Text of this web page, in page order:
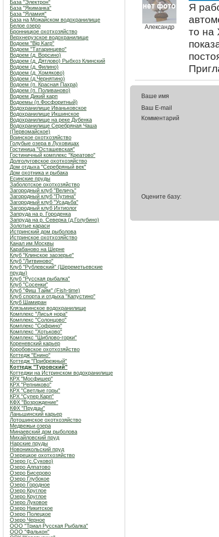
База "Электрон"
База "Якиманка"
База "Яламия"
База на Можайском водохранилище
Белое озеро
Бронницкое охотхозяйство
Верхнерузское водохранилище
Водоем "Big Karp"
Водоем "Татаринцево"
Водоем (д. Ворсино)
Водоем (д. Дятлово) Рыбхоз Клинский
Водоем (д. Филино)
Водоем (д. Хомяково)
Водоем (д.Чернятино)
Водоем (п. Красная Пахра)
Водоем (п. Поливаново)
Водоем Дикий карп
Водоемы (п.Фосфоритный)
Водохранилище Иваньковское
Водохранилище Икшинское
Водохранилище на реке Дубенка
Водохранилище Серебряная Чаша
(Первомайское)
Воинское охотхозяйство
Голубые озера в Луховицах
Гостиница "Осташевcкая"
Гостиничный комплекс "Креатово"
Долголуговское охотхозяйство
Дом отдыха "Серебряный век"
Дом охотника и рыбака
Есинские пруды
Заболотское охотхозяйство
Загородный клуб "Величъ"
Загородный клуб "Путина"
Загородный клуб "Усадьба"
Загородный клуб Ихтиолог
Запруда на р. Городенка
Запруда на р. Северка (д.Голубино)
Золотые караси
Истринский дом рыболова
Истринское охотхозяйство
Канал им.Москвы
Карабаново на Шерне
Клуб "Клинское заозерье"
Клуб "Литвиново"
Клуб "Рублевский" (Шереметьевские
пруды)
Клуб "Русская рыбалка"
Клуб "Сосенки"
Клуб "Фиш Тайм" (Fish-time)
Клуб спорта и отдыха "Капустино"
Клуб Шамиран
Клязьминское водохранилище
Комплекс "Лисья нора"
Комплекс "Солонцово"
Комплекс "Софрино"
Комплекс "Хотьково"
Комплекс "Шиблово-горки"
Кореневский карьер
Коробовское охотхозяйство
Коттедж "Енино"
Коттедж "Прибрежный"
Коттедж "Туровский"
Коттеджи на Истринском водохранилище
КРХ "Мосфишер"
КРХ "Репниково"
КРХ "Светлые горы"
КРХ "Супер Карп"
КФХ "Возрождение"
КФХ "Прудцы"
Ланьшинский карьер
Лотошинское охотхозяйство
Медвежьи озера
Минаевский дом рыболова
Михайловский пруд
Нарские пруды
Новоникольский пруд
Озерецкое охотхозяйство
Озеро (c.Суково)
Озеро Алпатово
Озеро Бисерово
Озеро Глубокое
Озеро Городное
Озеро Круглое
Озеро Круглое
Озеро Луковое
Озеро Никитское
Озеро Полецкое
Озеро Черное
ООО "Триал Русская Рыбалка"
ООО "Фалькон"
Александр
Я
то на
Ваше имя
Ваш E-mail
Комментарий
Оцените базу: